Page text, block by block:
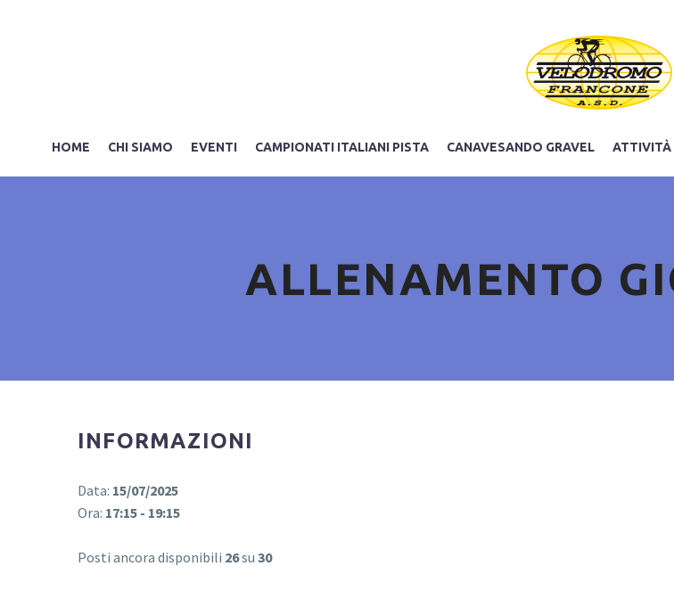
HOME CHI SIAMO EVENTI CAMPIONATI ITALIANI PISTA CANAVESANDO GRAVEL ATTIVITÀ
ALLENAMENTO
INFORMAZIONI
Data: 15/07/2025
Ora: 17:15 - 19:15
Posti ancora disponibili 26su 30